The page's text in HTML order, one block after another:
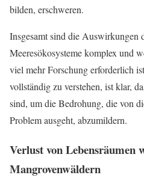
bilden, erschweren.
Insgesamt sind die Auswirkungen
Meeresökosysteme komplex und
viel mehr Forschung erforderlich
vollständig zu verstehen, ist klar,
sind, um die Bedrohung, die von
Problem ausgeht, abzumildern.
Verlust von Lebensräumen
Mangrovenwäldern